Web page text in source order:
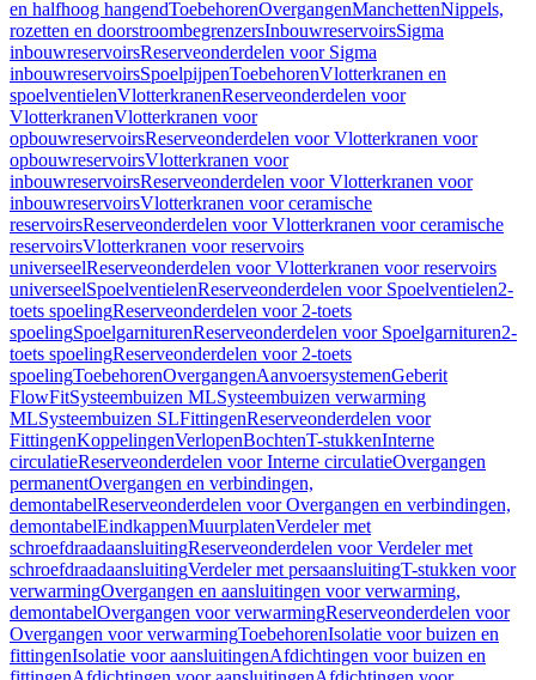
en halfhoog hangendToebehorenOvergangenManchettenNippels,
rozetten en doorstroombegrenzersInbouwreservoirsSigma
inbouwreservoirsReserveonderdelen voor Sigma
inbouwreservoirsSpoelpijpenToebehorenVlotterkranen en
spoelventielenVlotterkranenReserveonderdelen voor
VlotterkranenVlotterkranen voor
opbouwreservoirsReserveonderdelen voor Vlotterkranen voor
opbouwreservoirsVlotterkranen voor
inbouwreservoirsReserveonderdelen voor Vlotterkranen voor
inbouwreservoirsVlotterkranen voor ceramische
reservoirsReserveonderdelen voor Vlotterkranen voor ceramische
reservoirsVlotterkranen voor reservoirs
universeelReserveonderdelen voor Vlotterkranen voor reservoirs
universeelSpoelventielenReserveonderdelen voor Spoelventielen2-
toets spoelingReserveonderdelen voor 2-toets
spoelingSpoelgarniturenReserveonderdelen voor Spoelgarnituren2-
toets spoelingReserveonderdelen voor 2-toets
spoelingToebehorenOvergangenAanvoersystemenGeberit
FlowFitSysteembuizen MLSysteembuizen verwarming
MLSysteembuizen SLFittingenReserveonderdelen voor
FittingenKoppelingenVerlopenBochtenT-stukkenInterne
circulatieReserveonderdelen voor Interne circulatieOvergangen
permanentOvergangen en verbindingen,
demontabelReserveonderdelen voor Overgangen en verbindingen,
demontabelEindkappenMuurplatenVerdeler met
schroefdraadaansluitingReserveonderdelen voor Verdeler met
schroefdraadaansluitingVerdeler met persaansluitingT-stukken voor
verwarmingOvergangen en aansluitingen voor verwarming,
demontabelOvergangen voor verwarmingReserveonderdelen voor
Overgangen voor verwarmingToebehorenIsolatie voor buizen en
fittingenIsolatie voor aansluitingenAfdichtingen voor buizen en